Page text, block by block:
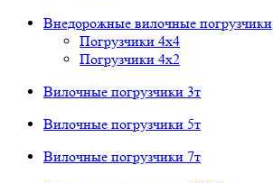
Внедорожные вилочные погрузчики
Погрузчики 4х4
Погрузчики 4х2
Вилочные погрузчики 3т
Вилочные погрузчики 5т
Вилочные погрузчики 7т